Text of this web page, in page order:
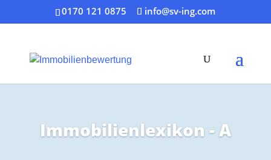
0170 121 0875 info@sv-ing.com
Immobilienlexikon - A